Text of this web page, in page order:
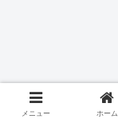
メニュー ホーム